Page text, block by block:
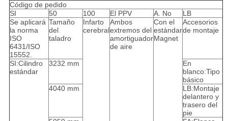
Código de pedido
SI
50 100 El PPV A. No
LB
Se aplicará
la norma
ISO
6431/ISO
15552.
Tamaño
del
taladro
Infarto
cerebral
Ambos
extremos del
amortiguador
de aire
Con el
estándar
Magnet
Accesorios
de montaje
SI:Cilindro
estándar
3232 mm
En
blanco:Tipo
básico
4040 mm
LB:Montaje
delantero y
trasero del
pie